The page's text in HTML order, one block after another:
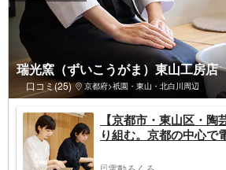
瑞光窯（ずいこうがま）東山工房店
口コミ(25) 京都府>祇園・東山・北白川周辺
【京都市・東山区・
り組む。京都の中心で